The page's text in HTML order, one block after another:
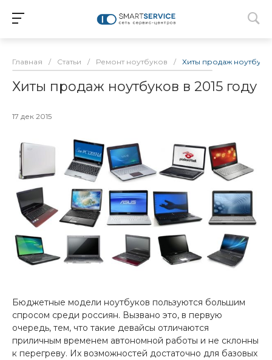
Главная / Статьи / Ремонт ноутбуков / Хиты продаж
Хиты продаж ноутбуков в 2015 году
17 дек 2015
Бюджетные модели ноутбуков пользуются большим
спросом среди россиян. Вызвано это, в первую
очередь, тем, что такие девайсы отличаются
приличным временем автономной работы и не склонны
к перегреву. Их возможностей достаточно для базовых